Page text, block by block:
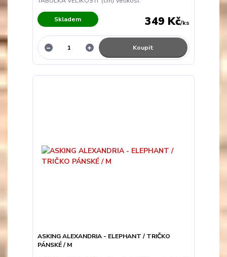
349 Kč/ks
Skladem
Koupit
ASKING ALEXANDRIA - ELEPHANT / TRIČKO
PÁNSKÉ / M